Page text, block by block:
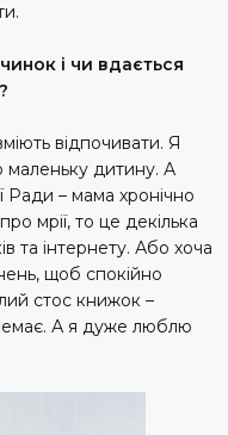
і чи вдається
відпочивати. Я
дитину. А
Ради – мама хронічно
мрії, то це декілька
та інтернету. Або хоча
щоб спокійно
стос книжок –
А я дуже люблю